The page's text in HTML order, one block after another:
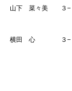
山下 菜々美 ３ −
横田 心 ３ −